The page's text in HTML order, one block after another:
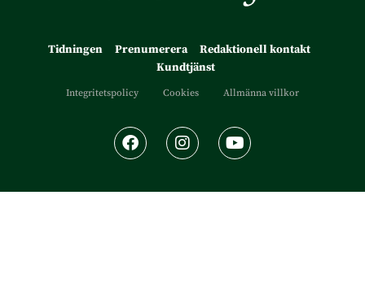
Tidningen Prenumerera
Redaktionell kontakt
Kundtjänst
Integritetspolicy Cookies Allmänna villkor